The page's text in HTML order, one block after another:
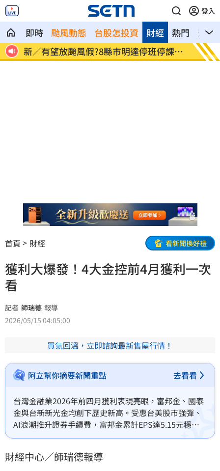
登入
即時 颱風動態 台股怎投資 熱門 影音
財經
標
別以為學生不罰！小三童罵男師娘娘腔判
賠
桃猿
首頁 財經 看新聞換好禮
獲利大爆發！4大金控前4月獲利一次
看
記者 師瑞德 報導
2026/05/15 04:05:00
買氣回溫，立即諮詢最新售屋行情！
阿立幫你摘要新聞重點 去看看
台灣金融業2026年前四月獲利表現亮眼，富邦金、國泰
金與台新新光金均創下歷史新高。受惠台美股市強彈、
AI浪潮推升證券手續費，富邦金累計EPS達5.15元穩居
龍頭，國泰金各核心子公司獲利同步刷新紀錄。台新新
第一季淨利亦年增四成。整體營運動能強勁，展現銀行
財經中心／師瑞德報導